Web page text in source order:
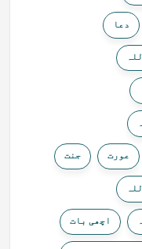
دعا
عورت جنت
اچھی بات